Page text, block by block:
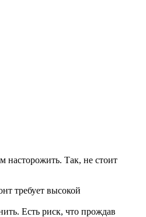
насторожить. Так, не стоит
требует высокой
Есть риск, что прождав